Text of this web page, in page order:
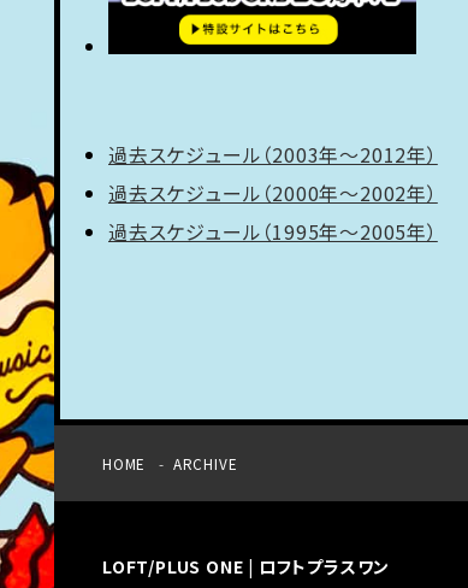
過去スケジュール（2003年〜2012年）
過去スケジュール（2000年〜2002年）
過去スケジュール（1995年〜2005年）
HOME ARCHIVE
LOFT/PLUS ONE | ロフトプラスワン